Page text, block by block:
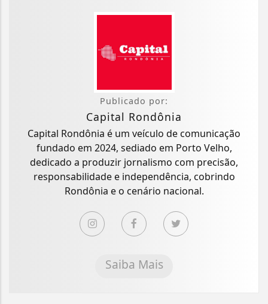
Publicado por:
Capital Rondônia
Capital Rondônia é um veículo de comunicação
fundado em 2024, sediado em Porto Velho,
dedicado a produzir jornalismo com precisão,
responsabilidade e independência, cobrindo
Rondônia e o cenário nacional.
Saiba Mais